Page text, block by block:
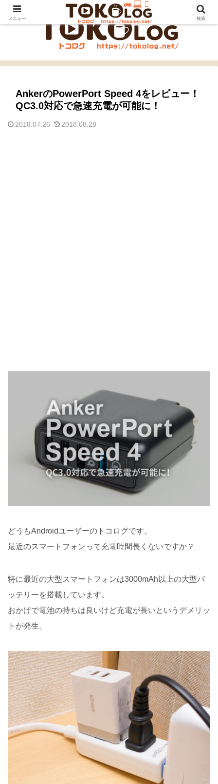
AnkerのPowerPort Speed 4をレビュー！
QC3.0対応で急速充電が可能に！
2018.07.26 2018.08.28
どうもAndroidユーザーのトコログです。
最近のスマートフォンって充電時間長くないですか？
特に最近の大型スマートフォンは3000mAh以上の大型バ
ッテリーを搭載しています。
おかげで電池の持ちは良いけど充電が長いというデメリッ
トが発生。
メニュー 検索